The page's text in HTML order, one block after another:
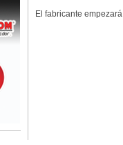
El fabricante